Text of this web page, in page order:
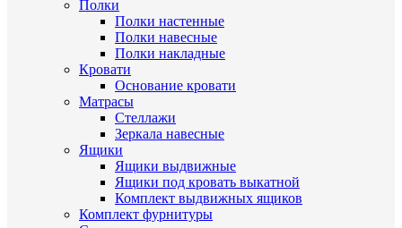
Полки
Полки настенные
Полки навесные
Полки накладные
Кровати
Основание кровати
Матрасы
Стеллажи
Зеркала навесные
Ящики
Ящики выдвижные
Ящики под кровать выкатной
Комплект выдвижных ящиков
Комплект фурнитуры